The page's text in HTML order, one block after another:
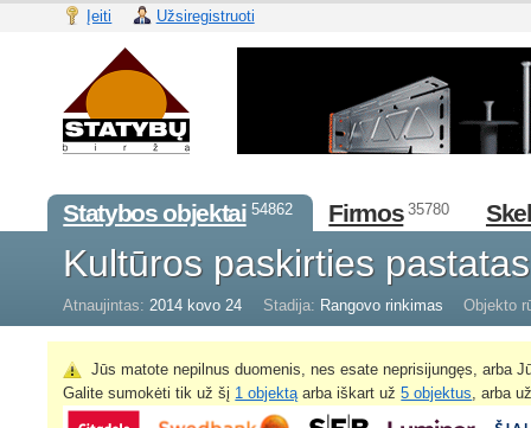
Įeiti Užsiregistruoti
Statybos objektai 54862 Firmos 35780
Kultūros paskirties
Atnaujintas: 2014 kovo 24 Stadija: Rangovo rinkimas Objekto
Jūs matote nepilnus duomenis, nes esate neprisijungęs, arba
Galite sumokėti tik už šį 1 objektą arba iškart už5 objektus , arba